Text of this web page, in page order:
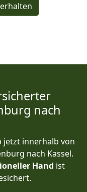
nach
jetzt innerhalb von
nach Kassel.
Hand ist